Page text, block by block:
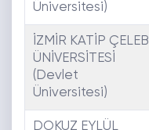
Üniversitesi)
İZMİR KATİP ÇELEBİ
ÜNİVERSİTESİ
(Devlet
Üniversitesi)
DOKUZ EYLÜL